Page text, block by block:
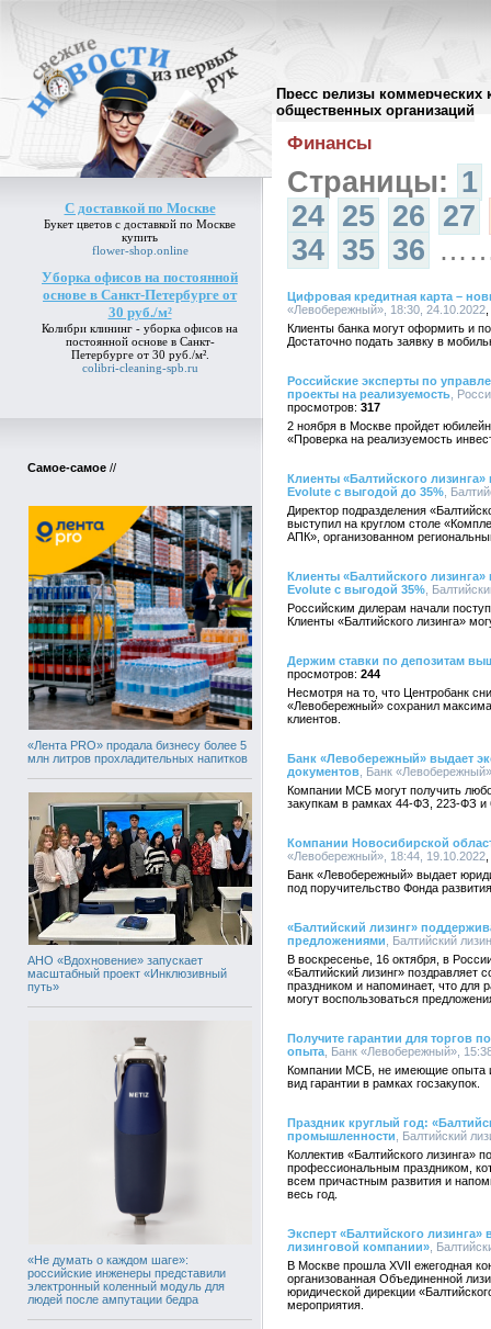
Пресс релизы коммерческих
общественных организаций
С доставкой по Москве
Букет цветов с доставкой по Москве
купить
flower-shop.online
Уборка офисов на постоянной
основе в Санкт-Петербурге от
30 руб./м²
Колибри клининг - уборка офисов на
постоянной основе в Санкт-
Петербурге от 30 руб./м².
colibri-cleaning-spb.ru
Самое-самое //
«Лента PRO» продала бизнесу более 5
млн литров прохладительных напитков
АНО «Вдохновение» запускает
масштабный проект «Инклюзивный
путь»
«Не думать о каждом шаге»:
российские инженеры представили
электронный коленный модуль для
людей после ампутации бедра
Архив пресс-релизов//
Финансы
Страницы: 1
24 25 26 27
34 35 36
Цифровая кредитная карта –
«Левобережный», 18:30, 24.10.2022
Клиенты банка могут оформить и
Достаточно подать заявку в
Российские эксперты по
проекты на реализуемость ,
317
2 ноября в Москве пройдет
«Проверка на реализуемость
Клиенты «Балтийского
Evolute с выгодой до 35% ,
Директор подразделения
выступил на круглом столе
АПК», организованном
Клиенты «Балтийского
Evolute с выгодой 35% ,
Российским дилерам начали
Клиенты «Балтийского лизинга»
Держим ставки по депозитам
244
Несмотря на то, что Центробанк
«Левобережный» сохранил
клиентов.
Банк «Левобережный» выдает
документов , Банк
Компании МСБ могут получить
закупкам в рамках 44-ФЗ, 223-ФЗ и
Компании Новосибирской
«Левобережный», 18:44, 19.10.2022
Банк «Левобережный» выдает
под поручительство Фонда
«Балтийский лизинг»
предложениями , Балтийский
В воскресенье, 16 октября, в
«Балтийский лизинг» поздравляет
праздником и напоминает, что для
могут воспользоваться
Получите гарантии для торгов
опыта , Банк «Левобережный»,
Компании МСБ, не имеющие опыта
вид гарантии в рамках госзакупок.
Праздник круглый год:
промышленности , Балтийский
Коллектив «Балтийского лизинга»
профессиональным праздником,
всем причастным развития и
весь год.
Эксперт «Балтийского
лизинговой компании» ,
В Москве прошла XVII ежегодная
организованная Объединенной
юридической дирекции
мероприятия.